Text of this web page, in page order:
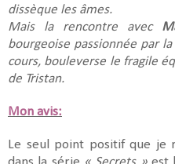
dissèque les âmes.
Mais la rencontre avec
bourgeoise passionnée par
cours, bouleverse le fragile
de Tristan.
Mon avis:
Le seul point positif que je